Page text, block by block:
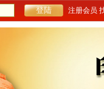
注册会员